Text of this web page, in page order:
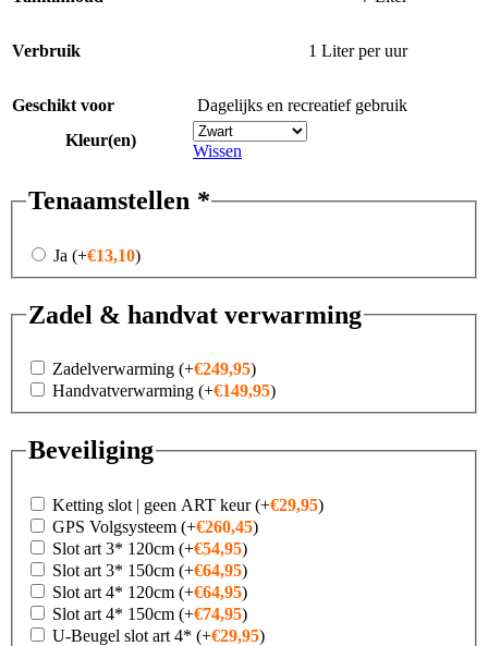
Verbruik 1 Liter per uur
Geschikt voor
Dagelijks en recreatief gebruik
Kleur(en)
Wissen
Tenaamstellen *
Ja (+€13,10)
Zadel & handvat verwarming
Zadelverwarming (+€249,95)
Handvatverwarming (+€149,95)
Beveiliging
Ketting slot | geen ART keur(+€29,95)
GPS Volgsysteem (+€260,45)
Slot art 3* 120cm (+€54,95)
Slot art 3* 150cm (+€64,95)
Slot art 4* 120cm (+€64,95)
Slot art 4* 150cm (+€74,95)
U-Beugel slot art 4* (+€29,95)